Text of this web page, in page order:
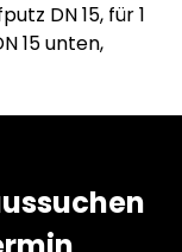
DN 15, für 1
15 unten,